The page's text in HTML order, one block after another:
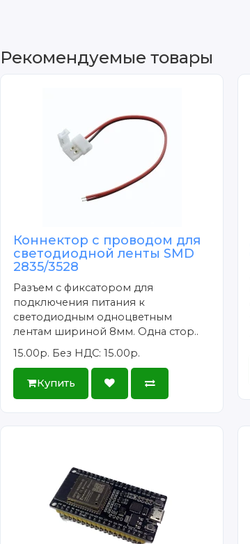
Рекомендуемые товары
Коннектор с проводом для
светодиодной ленты SMD
2835/3528
Разъем с фиксатором для
подключения питания к
светодиодным одноцветным
лентам шириной 8мм. Одна стор..
15.00р. Без НДС: 15.00р.
Купить